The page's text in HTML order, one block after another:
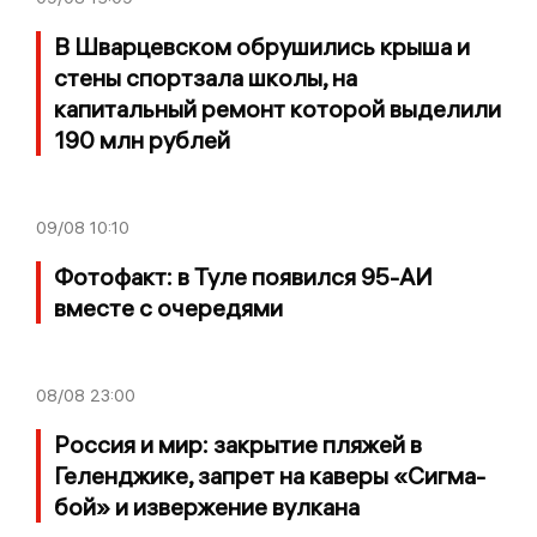
В Шварцевском обрушились крыша и
стены спортзала школы, на
капитальный ремонт которой выделили
190 млн рублей
09/08 10:10
Фотофакт: в Туле появился 95-АИ
вместе с очередями
08/08 23:00
Россия и мир: закрытие пляжей в
Геленджике, запрет на каверы «Сигма-
бой» и извержение вулкана